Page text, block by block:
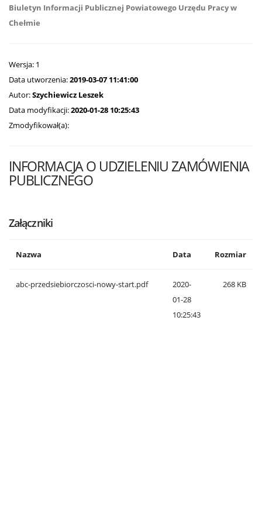
Biuletyn Informacji Publicznej Powiatowego Urzędu Pracy w
Chełmie
Wersja: 1
Data utworzenia:2019-03-07 11:41:00
Autor:Szychiewicz Leszek
Data modyfikacji:2020-01-28 10:25:43
Zmodyfikował(a):
INFORMACJA O UDZIELENIU ZAMÓWIENIA
PUBLICZNEGO
Załączniki
Nazwa Data Rozmiar
abc-przedsiebiorczosci-nowy-start.pdf
2020-
01-28
10:25:43
268 KB